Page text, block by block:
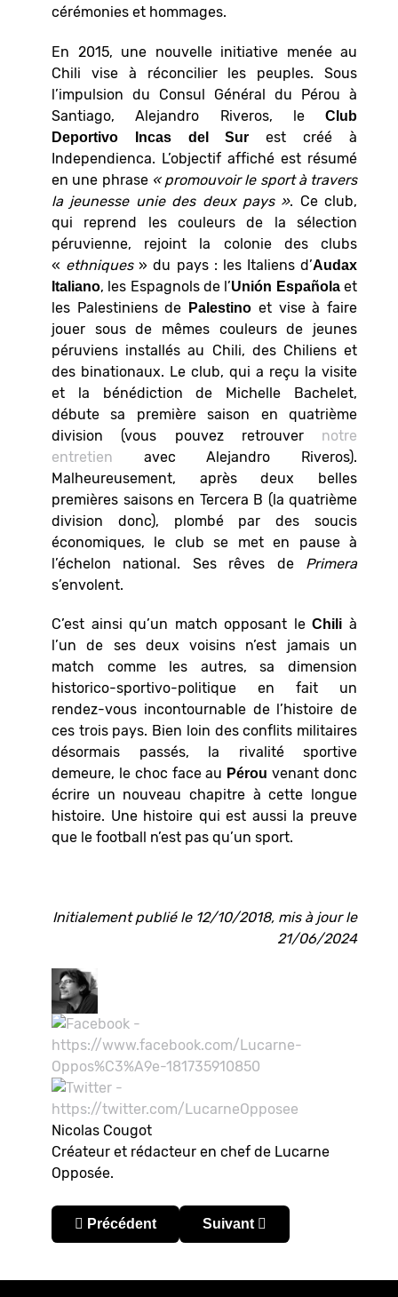
cérémonies et hommages.
En 2015, une nouvelle initiative menée au
Chili vise à réconcilier les peuples. Sous
l’impulsion du Consul Général du Pérou à
Santiago, Alejandro Riveros, le Club
Deportivo Incas del Sur est créé à
Independienca. L’objectif affiché est résumé
en une phrase « promouvoir le sport à travers
la jeunesse unie des deux pays ». Ce club,
qui reprend les couleurs de la sélection
péruvienne, rejoint la colonie des clubs
« ethniques» du pays : les Italiens d’Audax
Italiano, les Espagnols de l’Unión Españolaet
les Palestiniens de
Palestino et vise à faire
jouer sous de mêmes couleurs de jeunes
péruviens installés au Chili, des Chiliens et
des binationaux. Le club, qui a reçu la visite
et la bénédiction de Michelle Bachelet,
débute sa première saison en quatrième
division (vous pouvez retrouver notre
entretien avec Alejandro Riveros).
Malheureusement, après deux belles
premières saisons en Tercera B (la quatrième
division donc), plombé par des soucis
économiques, le club se met en pause à
l’échelon national. Ses rêves de Primera
s’envolent.
C’est ainsi qu’un match opposant leChili à
l’un de ses deux voisins n’est jamais un
match comme les autres, sa dimension
historico-sportivo-politique en fait un
rendez-vous incontournable de l’histoire de
ces trois pays. Bien loin des conflits militaires
désormais passés, la rivalité sportive
demeure, le choc face au Pérou venant donc
écrire un nouveau chapitre à cette longue
histoire. Une histoire qui est aussi la preuve
que le football n’est pas qu’un sport.
Initialement publié le 12/10/2018, mis à jour le
21/06/2024
Nicolas Cougot
Créateur et rédacteur en chef de Lucarne
Opposée.
Article précédent : Seleção 1982, la mort du
Précédent Article suivant : Fernandão,
Suivant